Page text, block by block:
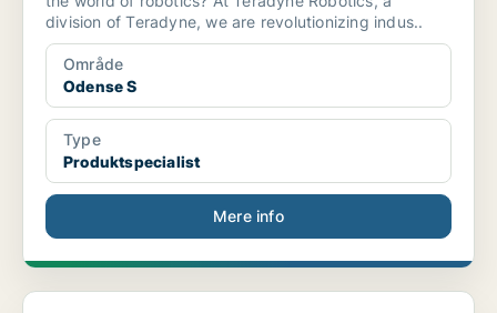
division of Teradyne, we are revolutionizing indus..
Område
Odense S
Type
Produktspecialist
Mere info
ESG & Environmental Manager